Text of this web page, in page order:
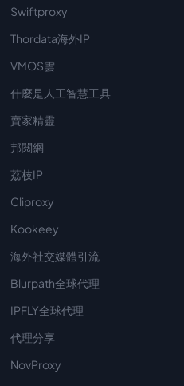
Swiftproxy
Thordata海外IP
VMOS雲
什麼是人工智慧工具
賣家精靈
邦閱網
荔枝IP
Cliproxy
Kookeey
海外社交媒體引流
Blurpath全球代理
IPFLY全球代理
代理分享
NovProxy